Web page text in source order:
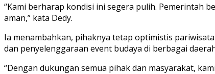
“Kami berharap kondisi ini segera pulih. Pemerintah
aman,” kata Dedy.
Ia menambahkan, pihaknya tetap optimistis
dan penyelenggaraan event budaya di berbagai
“Dengan dukungan semua pihak dan masyarakat,